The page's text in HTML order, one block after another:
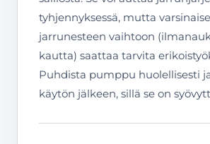
tyhjennyksessä, mutta
jarrunesteen vaihtoon
kautta) saattaa tarvita
Puhdista pumppu huolellisesti
käytön jälkeen, sillä se on